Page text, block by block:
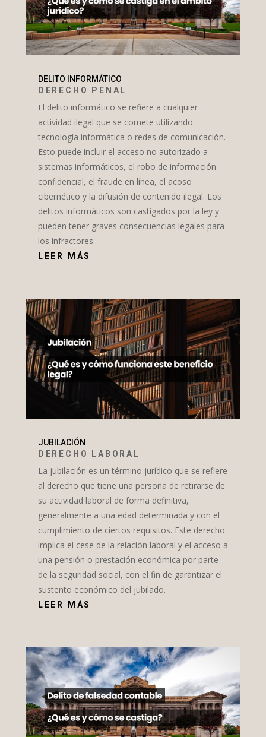
DELITO INFORMÁTICO
DERECHO PENAL
El delito informático se refiere a cualquier
actividad ilegal que se comete utilizando
tecnología informática o redes de comunicación.
Esto puede incluir el acceso no autorizado a
sistemas informáticos, el robo de información
confidencial, el fraude en línea, el acoso
cibernético y la difusión de contenido ilegal. Los
delitos informáticos son castigados por la ley y
pueden tener graves consecuencias legales para
los infractores.
LEER MÁS
JUBILACIÓN
DERECHO LABORAL
La jubilación es un término jurídico que se refiere
al derecho que tiene una persona de retirarse de
su actividad laboral de forma definitiva,
generalmente a una edad determinada y con el
cumplimiento de ciertos requisitos. Este derecho
implica el cese de la relación laboral y el acceso a
una pensión o prestación económica por parte
de la seguridad social, con el fin de garantizar el
sustento económico del jubilado.
LEER MÁS